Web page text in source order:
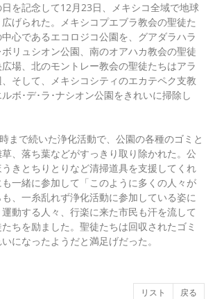
を記念して12月23日、メキシコ全域で地球
げられた。メキシコプエブラ教会の聖徒た
心であるエコロジコ公園を、グアダラハラ
リュシオン公園、南のオアハカ教会の聖徒
場、北のモントレー教会の聖徒たちはアラ
そして、メキシコシティのエカテペク支教
ボ･デ･ラ･ナシオン公園をきれいに掃除し
まで続いた浄化活動で、公園の各種のゴミと
、落ち葉などがすっきり取り除かれた。公
きとちりとりなど清掃道具を支援してくれ
一緒に参加して「このように多くの人々が
、一糸乱れず浄化活動に参加している姿に
動する人々、行楽に来た市民も汗を流して
ちを励ました。聖徒たちは回収されたゴミ
になったようだと満足げだった。
リスト 戻る